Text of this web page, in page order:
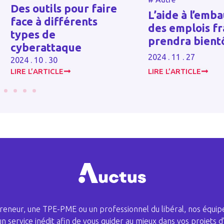
L’aide à l’embauche
des emplois francs
prendra bientôt fin
2024 . 11 . 27
LIRE L’ARTICLE
Zones
solution de
par satellite
2023 . 12 . 07
LIRE L’ARTICLE
une TPE-PME ou un professionnel du libéral, nos
service inédit afin de vous guider au mieux dans vos projets